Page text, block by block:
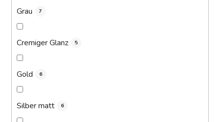
Grau 7
Cremiger Glanz 5
Gold 6
Silber matt 6